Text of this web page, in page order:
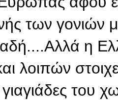
των γονιών
η
λοιπών
του